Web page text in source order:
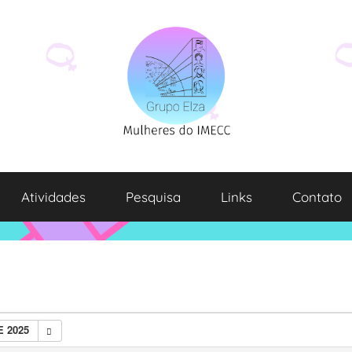
Atividades Pesquisa Links Contato
2025